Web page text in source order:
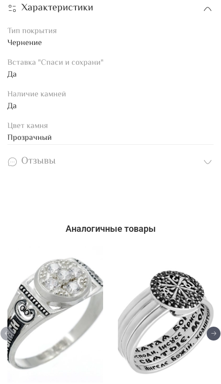
Характеристики
Тип покрытия
Чернение
Вставка "Спаси и сохрани"
Да
Наличие камней
Да
Цвет камня
Прозрачный
Отзывы
Аналогичные товары